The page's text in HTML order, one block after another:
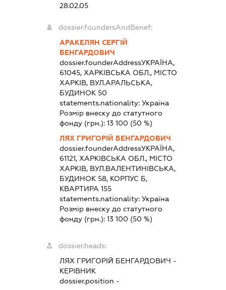
28.02.05
dossier.foundersAndBenef:
АРАКЕЛЯН СЕРГІЙ
БЕНГАРДОВИЧ
dossier.founderAddressУКРАЇНА,
61045, ХАРКІВСЬКА ОБЛ., МІСТО
ХАРКІВ, ВУЛ.АРАЛЬСЬКА,
БУДИНОК 50
statements.nationality: Україна
Розмір внеску до статутного
фонду (грн.): 13 100 (50 %)
ЛЯХ ГРИГОРІЙ БЕНГАРДОВИЧ
dossier.founderAddressУКРАЇНА,
61121, ХАРКІВСЬКА ОБЛ., МІСТО
ХАРКІВ, ВУЛ.ВАЛЕНТИНІВСЬКА,
БУДИНОК 58, КОРПУС Б,
КВАРТИРА 155
statements.nationality: Україна
Розмір внеску до статутного
фонду (грн.): 13 100 (50 %)
dossier.heads:
ЛЯХ ГРИГОРІЙ БЕНГАРДОВИЧ -
КЕРІВНИК
dossier.position -